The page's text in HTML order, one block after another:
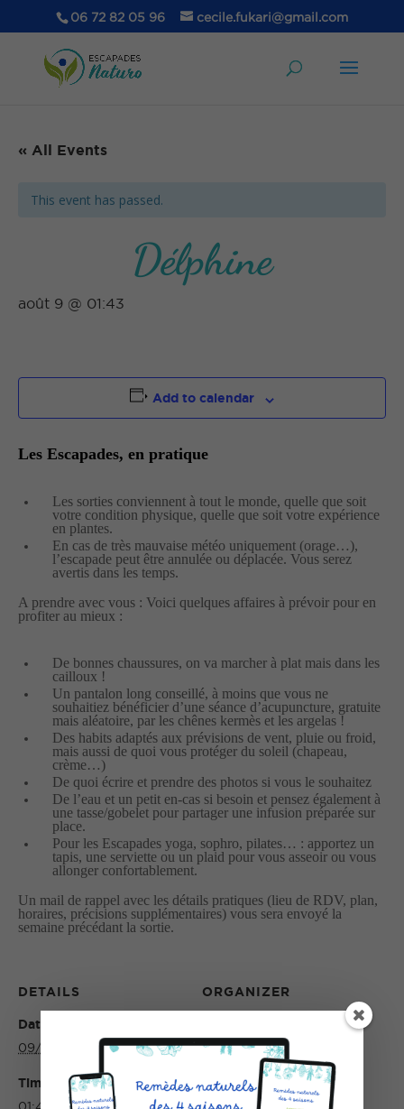
06 72 82 05 96 cecile.fukari@gmail.com
« All Events
This event has passed.
Délphine
août 9 @ 01:43
Add to calendar
Les Escapades, en pratique
Les sorties conviennent à tout le monde, quelle que soit
votre condition physique, quelle que soit votre expérience
en plantes.
En cas de très mauvaise météo uniquement (orage…),
l’escapade peut être annulée ou déplacée. Vous serez
avertis dans les temps.
A prendre avec vous : Voici quelques affaires à prévoir pour en
profiter au mieux :
De bonnes chaussures, on va marcher à plat mais dans les
cailloux !
Un pantalon long conseillé, à moins que vous ne
souhaitiez bénéficier d’une séance d’acupuncture, gratuite
mais aléatoire, par les chênes kermès et les argelas !
Des habits adaptés aux prévisions de vent, pluie ou froid,
mais aussi de quoi vous protéger du soleil (chapeau,
crème…)
De quoi écrire et prendre des photos si vous le souhaitez
De l’eau et un petit en-cas si besoin et pensez également à
une tasse/gobelet pour partager une infusion préparée sur
place.
Pour les Escapades yoga, sophro, pilates… : apportez un
tapis, une serviette ou un plaid pour vous asseoir ou vous
allonger confortablement.
Un mail de rappel avec les détails pratiques (lieu de RDV, plan,
horaires, précisions supplémentaires) vous sera envoyé la
semaine précédant la sortie.
DETAILS
Date:
09/08/2026
Time:
ORGANIZER
https://www.lescompositi
onsdemarinette.fr/